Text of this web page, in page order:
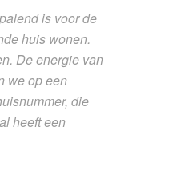
is voor de
huis wonen.
De energie van
we op een
die
heeft een